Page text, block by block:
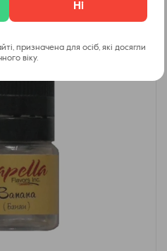
Ні
призначена для осіб, які досягли
віку.